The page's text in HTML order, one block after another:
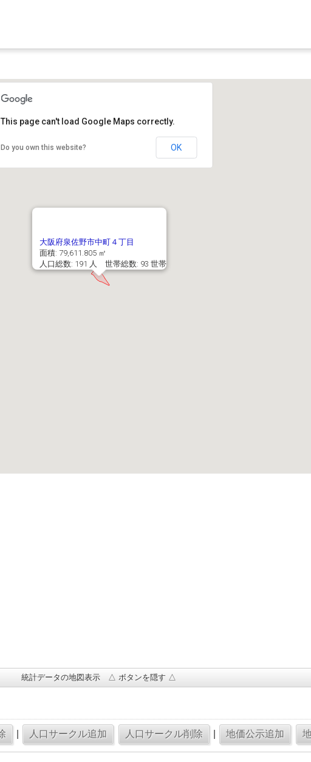
大阪府泉佐野市中町４丁目
面積: 79,611.805 ㎡
人口総数: 191 人 世帯総数: 93 世帯
This page can't load Google Maps correctly.
Do you own this website? OK
統計データの地図表示 △ ボタンを隠す △